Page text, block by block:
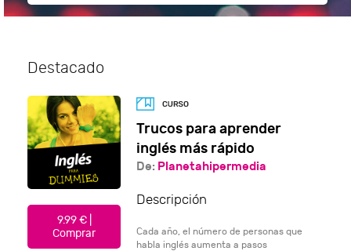
Destacado
9.99 € |
Comprar
Trucos para aprender
inglés más rápido
De: Planetahipermedia
Descripción
Cada año, el número de personas que
habla inglés aumenta a pasos